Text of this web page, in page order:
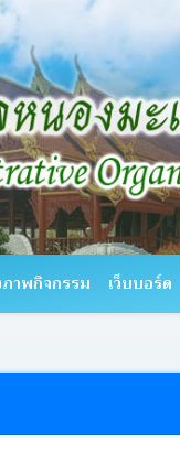
าพกิจกรรม เว็บบอร์ด